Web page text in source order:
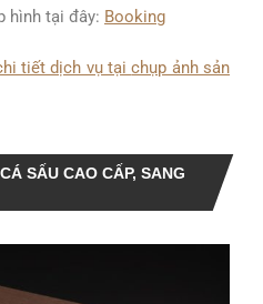
hình tại đây: Booking
tiết dịch vụ tạichụp ảnh sản
SẤU CAO CẤP, SANG